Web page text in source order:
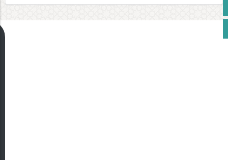
اینستاگرام